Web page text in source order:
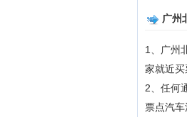
广州
1、广州
家就近买
2、任何
票点汽车